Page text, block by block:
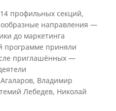
профильных секций,
направления —
до маркетинга
программе приняли
приглашённых —
Владимир
Лебедев, Николай